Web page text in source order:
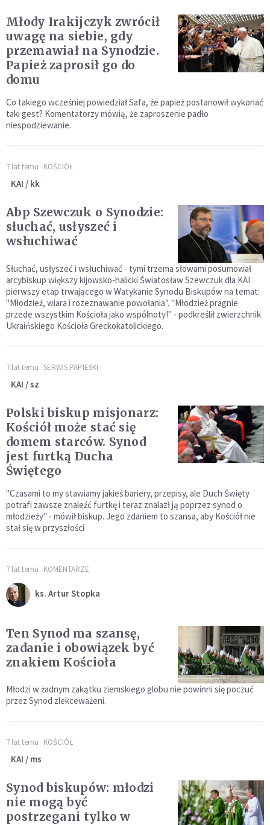
Młody Irakijczyk zwrócił
uwagę na siebie, gdy
przemawiał na Synodzie.
Papież zaprosił go do
domu
Co takiego wcześniej powiedział Safa, że papież postanowił wykonać
taki gest? Komentatorzy mówią, że zaproszenie padło
niespodziewanie.
7 lat temu KOŚCIÓŁ
KAI / kk
Abp Szewczuk o Synodzie:
słuchać, usłyszeć i
wsłuchiwać
Słuchać, usłyszeć i wsłuchiwać - tymi trzema słowami posumował
arcybiskup większy kijowsko-halicki Światosław Szewczuk dla KAI
pierwszy etap trwającego w Watykanie Synodu Biskupów na temat:
"Młodzież, wiara i rozeznawanie powołania". "Młodzież pragnie
przede wszystkim Kościoła jako wspólnoty!" - podkreślił zwierzchnik
Ukraińskiego Kościoła Greckokatolickiego.
7 lat temu SERWIS PAPIESKI
KAI / sz
Polski biskup misjonarz:
Kościół może stać się
domem starców. Synod
jest furtką Ducha
Świętego
"Czasami to my stawiamy jakieś bariery, przepisy, ale Duch Święty
potrafi zawsze znaleźć furtkę i teraz znalazł ją poprzez synod o
młodzieży" - mówił biskup. Jego zdaniem to szansa, aby Kościół nie
stał się w przyszłości
7 lat temu KOMENTARZE
ks. Artur Stopka
Ten Synod ma szansę,
zadanie i obowiązek być
znakiem Kościoła
Młodzi w żadnym zakątku ziemskiego globu nie powinni się poczuć
przez Synod zlekceważeni.
7 lat temu KOŚCIÓŁ
KAI / ms
Synod biskupów: młodzi
nie mogą być
postrzegani tylko w